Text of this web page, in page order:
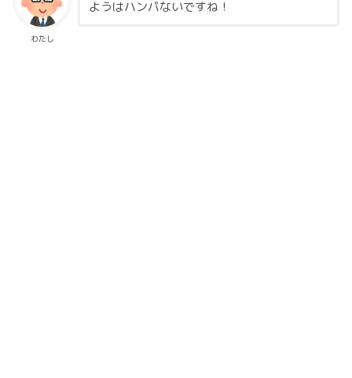
わたし
ようはハンパないですね！